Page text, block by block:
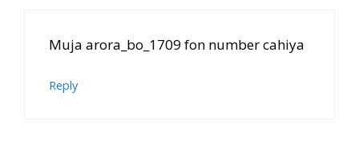
Muja arora_bo_1709 fon number cahiya
Reply